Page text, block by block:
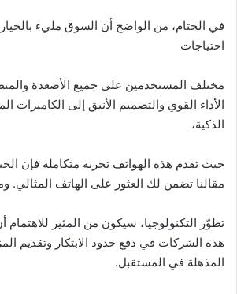
في الختام، من الواضح أن السوق مليء
احتياجات
مختلف المستخدمين على جميع الأصعدة
الأداء القوي والتصميم الأنيق إلى الكاميرات
الذكية،
حيث تقدم هذه الهواتف تجربة متكاملة فإن
مقالنا تضمن لك العثور على الهاتف المثالي.
تطوّر التكنولوجيا، سيكون من المثير
هذه الشركات في دفع حدود الابتكار وتقديم
المذهلة في المستقبل.